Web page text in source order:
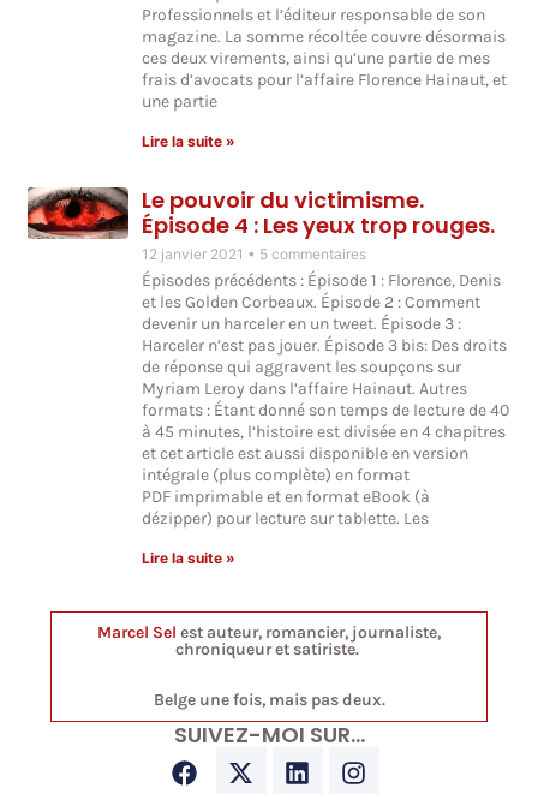
Professionnels et l’éditeur responsable de son
magazine. La somme récoltée couvre désormais
ces deux virements, ainsi qu’une partie de mes
frais d’avocats pour l’affaire Florence Hainaut, et
une partie
Lire la suite »
Le pouvoir du victimisme.
Épisode 4 : Les yeux trop rouges.
12 janvier 2021 5 commentaires
Épisodes précédents : Épisode 1 : Florence, Denis
et les Golden Corbeaux. Épisode 2 : Comment
devenir un harceler en un tweet. Épisode 3 :
Harceler n’est pas jouer. Épisode 3 bis: Des droits
de réponse qui aggravent les soupçons sur
Myriam Leroy dans l’affaire Hainaut. Autres
formats : Étant donné son temps de lecture de 40
à 45 minutes, l’histoire est divisée en 4 chapitres
et cet article est aussi disponible en version
intégrale (plus complète) en format
PDF imprimable et en format eBook (à
dézipper) pour lecture sur tablette. Les
Lire la suite »
Marcel Sel est auteur, romancier, journaliste,
chroniqueur et satiriste.
Belge une fois, mais pas deux.
SUIVEZ-MOI SUR…